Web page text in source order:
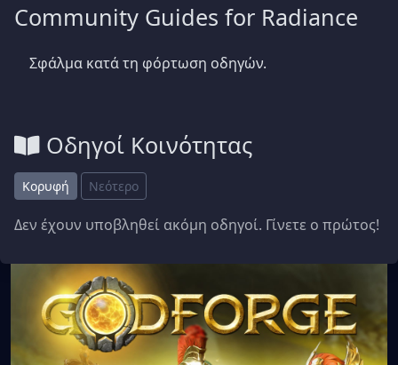
Community Guides for Radiance
Σφάλμα κατά τη φόρτωση οδηγών.
Οδηγοί Κοινότητας
Κορυφή Νεότερο
Δεν έχουν υποβληθεί ακόμη οδηγοί. Γίνετε ο πρώτος!